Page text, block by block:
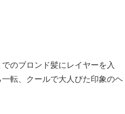
のブロンド髪にレイヤーを入
転、クールで大人びた印象のヘ